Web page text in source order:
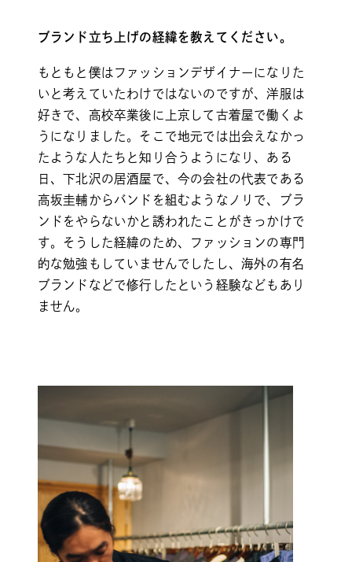
ブランド立ち上げの経緯を教えてください。
もともと僕はファッションデザイナーになりた
いと考えていたわけではないのですが、洋服は
好きで、高校卒業後に上京して古着屋で働くよ
うになりました。そこで地元では出会えなかっ
たような人たちと知り合うようになり、ある
日、下北沢の居酒屋で、今の会社の代表である
高坂圭輔からバンドを組むようなノリで、ブラ
ンドをやらないかと誘われたことがきっかけで
す。そうした経緯のため、ファッションの専門
的な勉強もしていませんでしたし、海外の有名
ブランドなどで修行したという経験などもあり
ません。